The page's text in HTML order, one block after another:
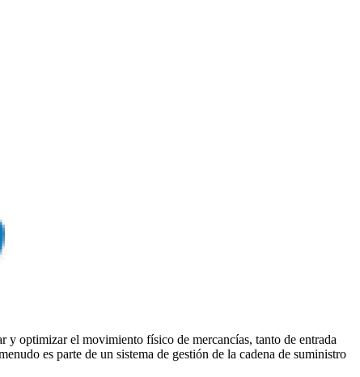
y optimizar el movimiento físico de mercancías, tanto de entrada
es parte de un sistema de gestión de la cadena de suministro